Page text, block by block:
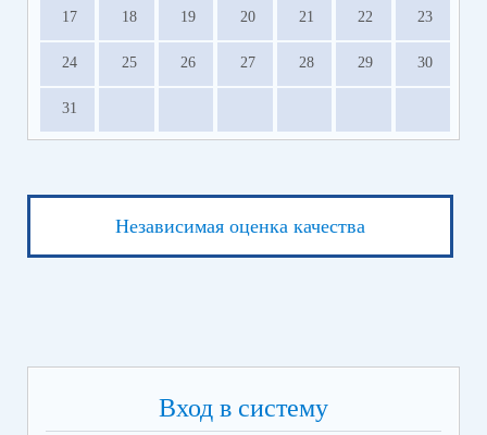
17 18 19 20 21 22 23
24 25 26 27 28 29 30
31
Независимая оценка качества
Вход в систему